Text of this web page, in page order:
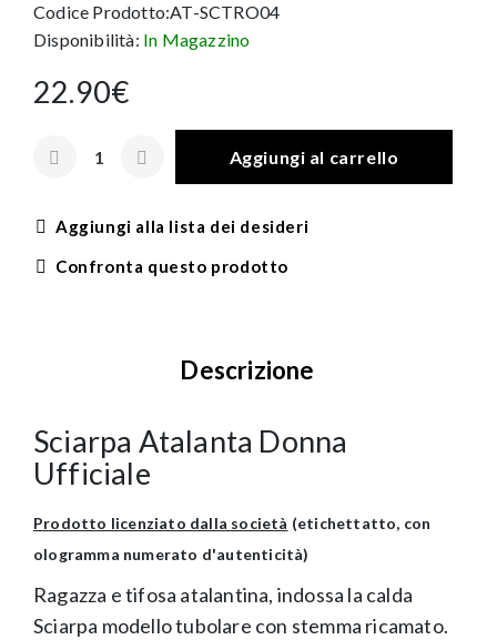
Codice Prodotto:AT-SCTRO04
Disponibilità: In Magazzino
22.90€
Aggiungi al carrello
Aggiungi alla lista dei desideri
Confronta questo prodotto
Descrizione
Sciarpa Atalanta Donna
Ufficiale
Prodotto licenziato dalla società (etichettatto, con
ologramma numerato d'autenticità)
Ragazza e tifosa atalantina, indossa la calda
Sciarpa modello tubolare con stemma ricamato.